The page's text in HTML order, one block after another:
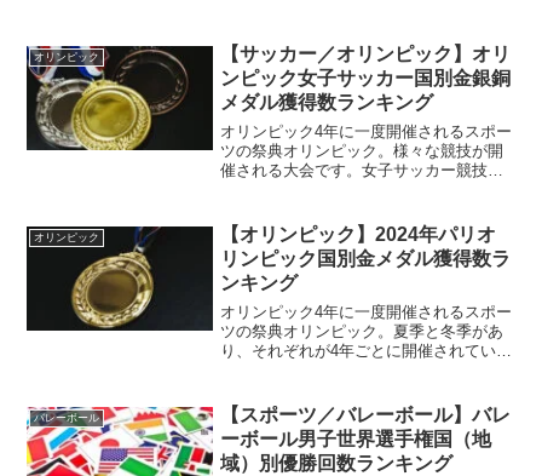
ンピックが開催されました。そのオリン
ピックが閉幕す...
オリンピック
【サッカー／オリンピック】オリ
ンピック女子サッカー国別金銀銅
メダル獲得数ランキング
オリンピック4年に一度開催されるスポー
ツの祭典オリンピック。様々な競技が開
催される大会です。女子サッカー競技オ
ります。世界的にプレイされているスポ
ーツとして知られている...
オリンピック
【オリンピック】2024年パリオ
リンピック国別金メダル獲得数ラ
ンキング
オリンピック4年に一度開催されるスポー
ツの祭典オリンピック。夏季と冬季があ
り、それぞれが4年ごとに開催されていま
スパリにおいて夏季オリンピックが開催
されました。...
バレーボール
【スポーツ／バレーボール】バレ
ーボール男子世界選手権国（地
域）別優勝回数ランキング